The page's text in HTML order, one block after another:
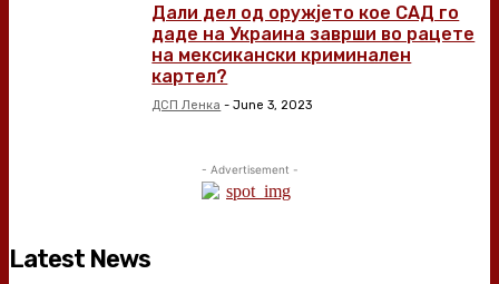
Дали дел од оружјето кое САД го
даде на Украина заврши во рацете
на мексикански криминален
картел?
ДСП Ленка - June 3, 2023
- Advertisement -
Latest News